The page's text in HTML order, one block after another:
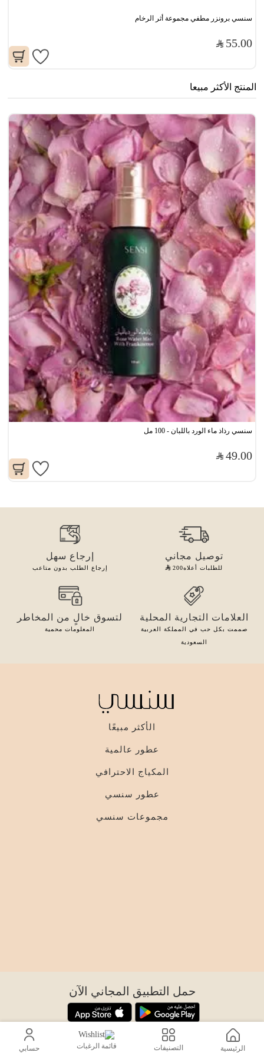
سنسي برونزر مطفي مجموعة أثر الرخام
55.00
المنتج الأكثر مبيعا
سنسي رذاذ ماء الورد باللبان - 100 مل
49.00
الرئيسية التصنيفات قائمة الرغبات حسابي
توصيل مجاني
للطلبات أعلاه200
إرجاع سهل
إرجاع الطلب بدون متاعب
العلامات التجارية المحلية
صممت بكل حب في المملكة العربية
السعودية
لتسوق خالٍ من المخاطر
المعلومات محمية
الأكثر مبيعًا
عطور عالمية
المكياج الاحترافي
عطور سنسي
مجموعات سنسي
حمل التطبيق المجاني الآن
اتصل بنا